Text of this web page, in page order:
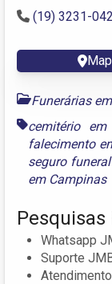
(19) 3231-
Funerárias
cemitério em
falecimento
seguro
em Campinas
Pesquisas
Whatsapp
Suporte